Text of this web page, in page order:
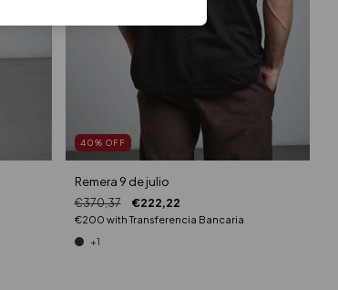
40% OFF
Remera 9 de julio
€370,37 €222,22
€200 withTransferencia Bancaria
+1